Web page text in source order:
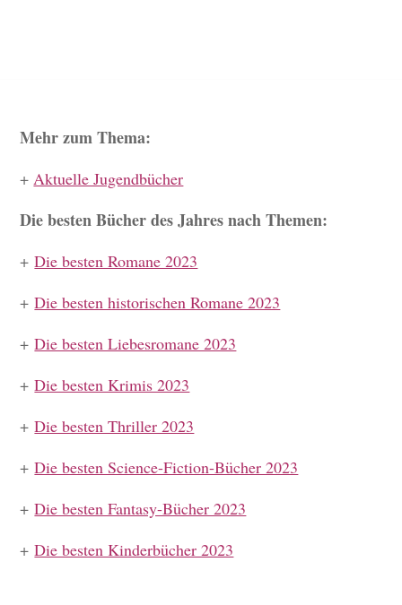
Mehr zum Thema:
+Aktuelle Jugendbücher
Die besten Bücher des Jahres nach Themen:
+Die besten Romane 2023
+Die besten historischen Romane 2023
+Die besten Liebesromane 2023
+Die besten Krimis 2023
+Die besten Thriller 2023
+Die besten Science-Fiction-Bücher 2023
+Die besten Fantasy-Bücher 2023
+Die besten Kinderbücher 2023